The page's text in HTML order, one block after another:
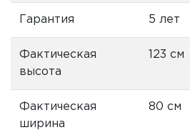
Гарантия 5 лет
Фактическая
высота
123 см
Фактическая
ширина
80 см